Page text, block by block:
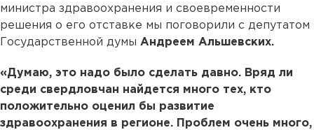
министра здравоохранения и своевременности
решения о его отставке мы поговорили с депутатом
Государственной думы Андреем Альшевских.
«Думаю, это надо было сделать давно. Вряд ли
среди свердловчан найдется много тех, кто
положительно оценил бы развитие
здравоохранения в регионе. Проблем очень много,